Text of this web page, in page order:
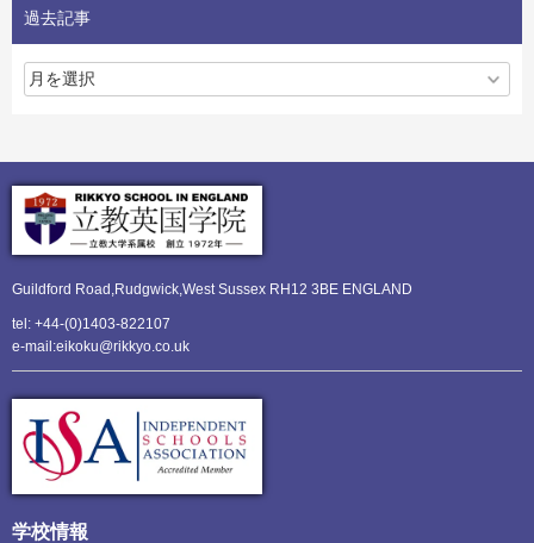
過去記事
Guildford Road,Rudgwick,West Sussex RH12 3BE ENGLAND
tel: +44-(0)1403-822107
e-mail:eikoku@rikkyo.co.uk
学校情報